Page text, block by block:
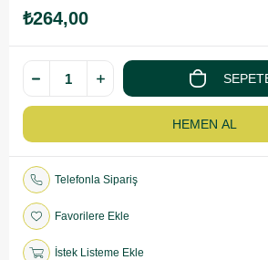
₺264,00
Telefonla Sipariş
Favorilere Ekle
İstek Listeme Ekle